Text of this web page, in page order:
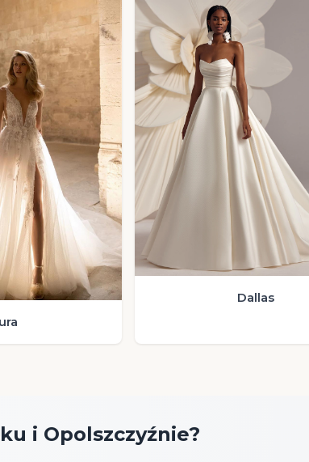
Dallas
i Opolszczyźnie?